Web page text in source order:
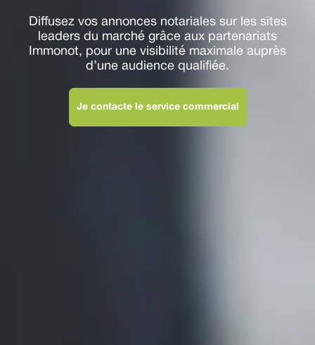
Diffusez vos annonces notariales sur les sites
leaders du marché grâce aux partenariats
Immonot, pour une visibilité maximale auprès
d’une audience qualifiée.
Je contacte le service commercial